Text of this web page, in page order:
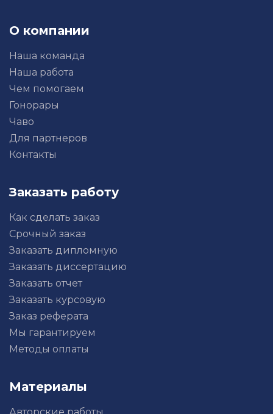
О компании
Наша команда
Наша работа
Чем помогаем
Гонорары
Чаво
Для партнеров
Контакты
Заказать работу
Как сделать заказ
Срочный заказ
Заказать дипломную
Заказать диссертацию
Заказать отчет
Заказать курсовую
Заказ реферата
Мы гарантируем
Методы оплаты
Материалы